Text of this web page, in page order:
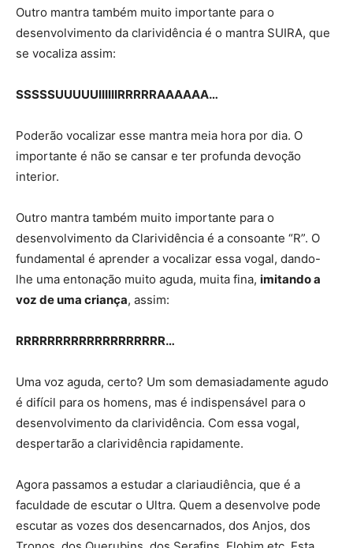
Outro mantra também muito importante para o
desenvolvimento da clarividência é o mantra SUIRA, que
se vocaliza assim:
SSSSSUUUUUIIIIIIRRRRRAAAAAA…
Poderão vocalizar esse mantra meia hora por dia. O
importante é não se cansar e ter profunda devoção
interior.
Outro mantra também muito importante para o
desenvolvimento da Clarividência é a consoante “R”. O
fundamental é aprender a vocalizar essa vogal, dando-
lhe uma entonação muito aguda, muita fina, imitando a
voz de uma criança, assim:
RRRRRRRRRRRRRRRRRRR…
Uma voz aguda, certo? Um som demasiadamente agudo
é difícil para os homens, mas é indispensável para o
desenvolvimento da clarividência. Com essa vogal,
despertarão a clarividência rapidamente.
Agora passamos a estudar a clariaudiência, que é a
faculdade de escutar o Ultra. Quem a desenvolve pode
escutar as vozes dos desencarnados, dos Anjos, dos